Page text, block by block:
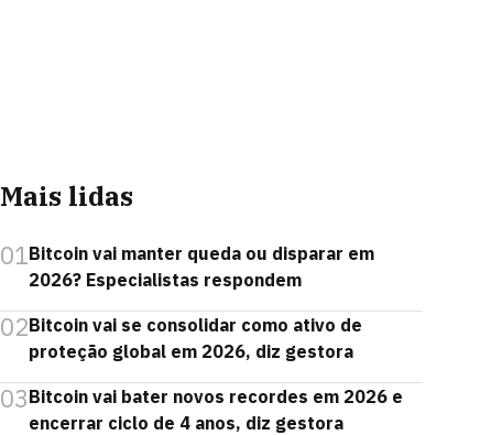
Mais lidas
01Bitcoin vai manter queda ou disparar em
2026? Especialistas respondem
02Bitcoin vai se consolidar como ativo de
proteção global em 2026, diz gestora
03Bitcoin vai bater novos recordes em 2026 e
encerrar ciclo de 4 anos, diz gestora